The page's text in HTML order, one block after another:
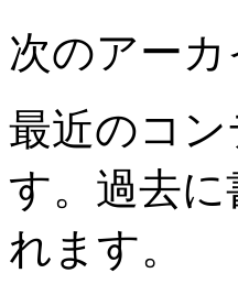
次のアーカ
最近のコ
す。過去
れます。